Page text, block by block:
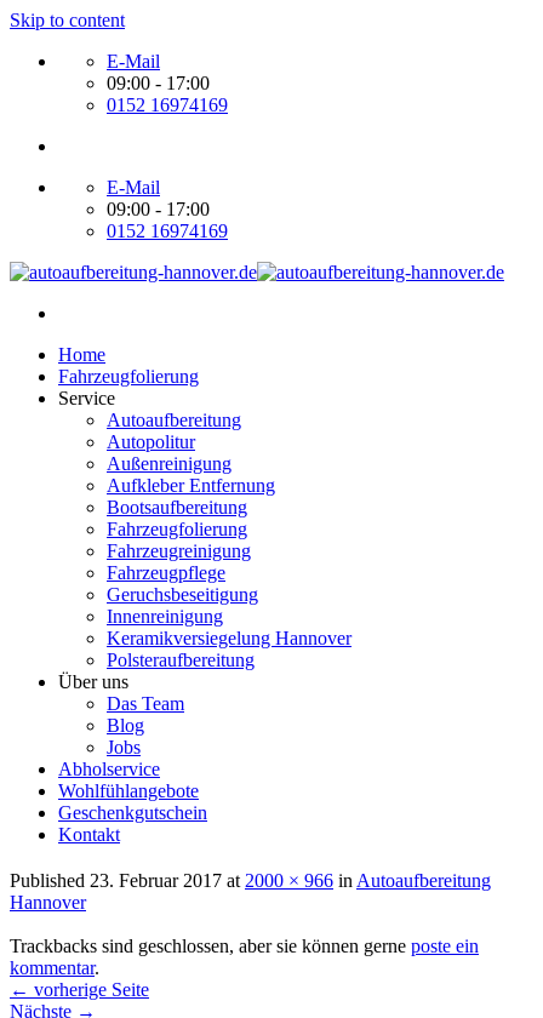
Skip to content
E-Mail
09:00 - 17:00
0152 16974169
E-Mail
09:00 - 17:00
0152 16974169
Home
Fahrzeugfolierung
Service
Autoaufbereitung
Autopolitur
Außenreinigung
Aufkleber Entfernung
Bootsaufbereitung
Fahrzeugfolierung
Fahrzeugreinigung
Fahrzeugpflege
Geruchsbeseitigung
Innenreinigung
Keramikversiegelung Hannover
Polsteraufbereitung
Über uns
Das Team
Blog
Jobs
Abholservice
Wohlfühlangebote
Geschenkgutschein
Kontakt
Published 23. Februar 2017 at 2000 × 966 in Autoaufbereitung
Hannover
Trackbacks sind geschlossen, aber sie können gerne poste ein
kommentar.
← vorherige Seite
Nächste →